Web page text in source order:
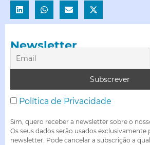
Newsletter
Política de Privacidade
Sim, quero receber a newsletter sobre o
Os seus dados serão usados exclusivamente
newsletter. Pode cancelar a subscrição a